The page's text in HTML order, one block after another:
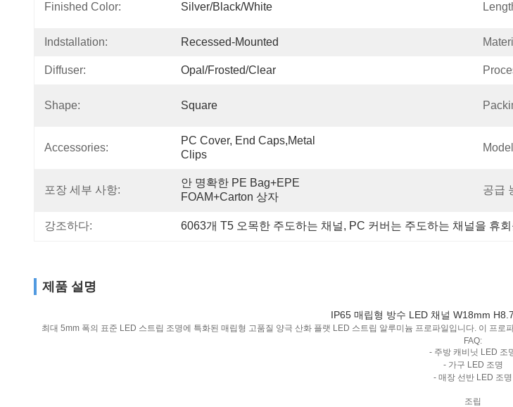
Finished Color: Silver/Black/White
Indstallation: Recessed-Mounted
Diffuser: Opal/Frosted/Clear
Shape: Square
Accessories:
PC Cover, End Caps,metal
Clips
포장 세부 사항:
안 명확한 PE Bag+EPE
FOAM+Carton 상자
공급
강조하다: 6063개 T5 오목한 주도하는 채널, PC 커버는 주도하는 채널을 휴
제품 설명
IP65 매립형 방수 LED 채널 W18mm
최대 5mm 폭의 표준 LED 스트립 조명에 특화된 매립형 고품질 양극 산화 플랫 LED 스트립 알루미늄 프로파일입니다. 이 프
FAQ:
- 주방 캐비닛 LED 조
- 가구 LED 조명
- 매장 선반 LED 조명
조립